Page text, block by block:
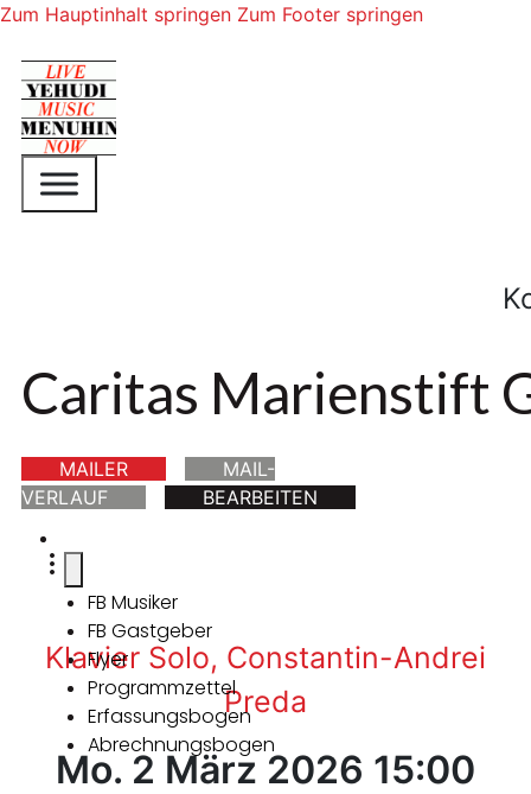
Zum Hauptinhalt springen Zum Footer springen
Caritas Marienstift
MAILER
MAIL-
VERLAUF
BEARBEITEN
FB Musiker
FB Gastgeber
Flyer
Programmzettel
Erfassungsbogen
Abrechnungsbogen
Klavier Solo, Constantin-Andrei
Preda
Mo. 2 März 2026 15:00